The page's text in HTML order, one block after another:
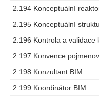
2.194 Konceptuální
2.195 Konceptuální
2.196 Kontrola a validace
2.197 Konvence
2.198 Konzultant BIM
2.199 Koordinátor BIM